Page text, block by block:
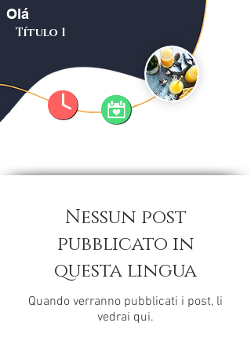
Olá
Título 1
Nessun post
pubblicato in
questa lingua
Quando verranno pubblicati i post, li
vedrai qui.